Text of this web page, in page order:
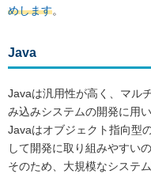
めします。
Java
Javaは汎用性が高く、マル
み込みシステムの開発に用
Javaはオブジェクト指向型
して開発に取り組みやすい
そのため、大規模なシステ